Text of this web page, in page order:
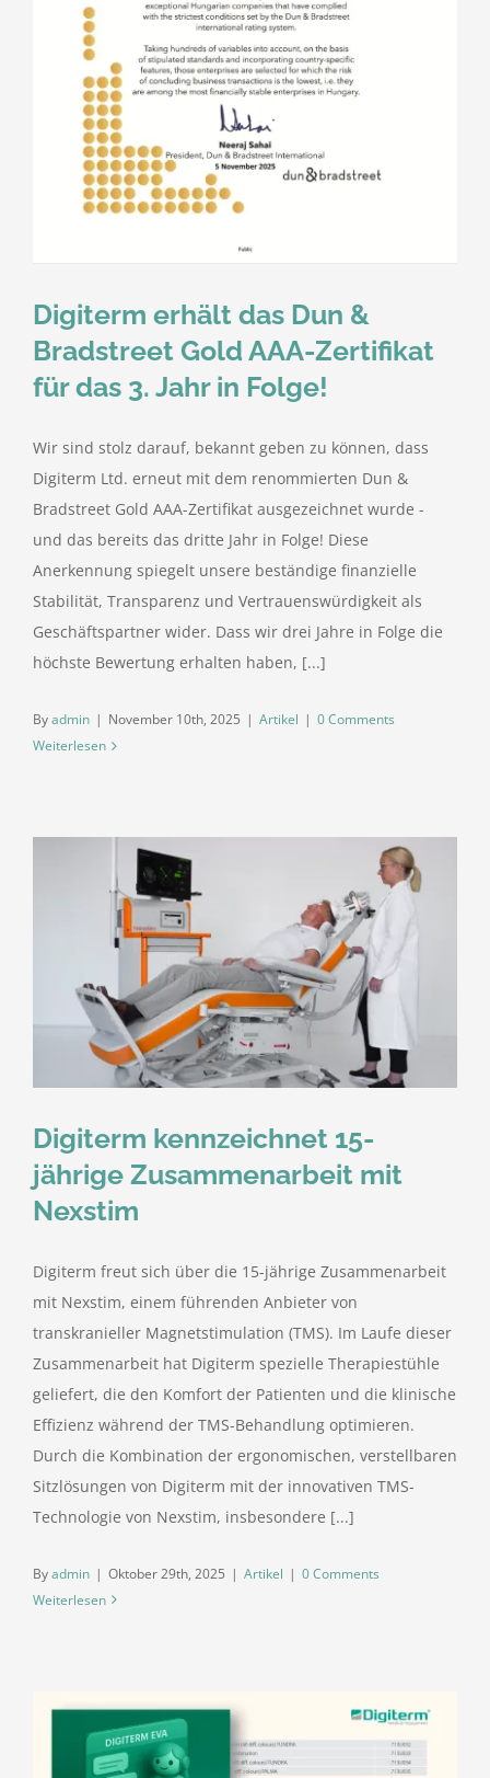
Kontakt
Digiterm erhält das Dun &
Bradstreet Gold AAA-Zertifikat
für das 3. Jahr in Folge!
Wir sind stolz darauf, bekannt geben zu können, dass
Digiterm Ltd. erneut mit dem renommierten Dun &
Bradstreet Gold AAA-Zertifikat ausgezeichnet wurde -
und das bereits das dritte Jahr in Folge! Diese
Anerkennung spiegelt unsere beständige finanzielle
Stabilität, Transparenz und Vertrauenswürdigkeit als
Geschäftspartner wider. Dass wir drei Jahre in Folge die
höchste Bewertung erhalten haben, [...]
Byadmin | November 10th, 2025 | Artikel | 0 Comments
Weiterlesen
Digiterm kennzeichnet 15-
jährige Zusammenarbeit mit
Nexstim
Digiterm freut sich über die 15-jährige Zusammenarbeit
mit Nexstim, einem führenden Anbieter von
transkranieller Magnetstimulation (TMS). Im Laufe dieser
Zusammenarbeit hat Digiterm spezielle Therapiestühle
geliefert, die den Komfort der Patienten und die klinische
Effizienz während der TMS-Behandlung optimieren.
Durch die Kombination der ergonomischen, verstellbaren
Sitzlösungen von Digiterm mit der innovativen TMS-
Technologie von Nexstim, insbesondere [...]
Byadmin | Oktober 29th, 2025 | Artikel | 0 Comments
Weiterlesen